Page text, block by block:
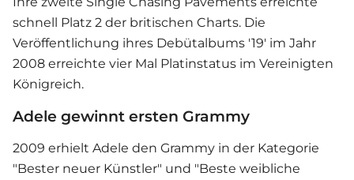
schnell Platz 2 der britischen Charts. Die
Veröffentlichung ihres Debütalbums '19' im Jahr
2008 erreichte vier Mal Platinstatus im Vereinigten
Königreich.
Adele gewinnt ersten Grammy
2009 erhielt Adele den Grammy in der Kategorie
"Bester neuer Künstler" und "Beste weibliche